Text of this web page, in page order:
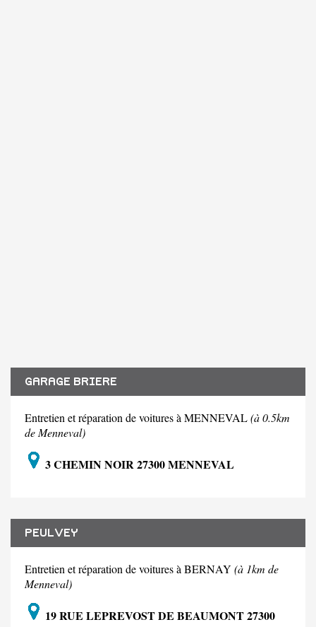
GARAGE BRIERE
Entretien et réparation de voitures à MENNEVAL(à 0.5km
de Menneval)
3 CHEMIN NOIR 27300 MENNEVAL
PEULVEY
Entretien et réparation de voitures à BERNAY (à 1km de
Menneval)
19 RUE LEPREVOST DE BEAUMONT 27300